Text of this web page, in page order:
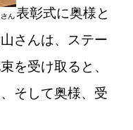
表彰式に奥様と
さんは、ステー
を受け取ると、
そして奥様、受